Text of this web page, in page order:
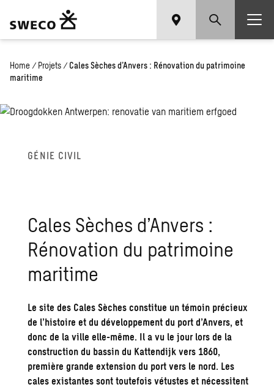
Home / Projets / Cales Sèches d’Anvers : Rénovation du patrimoine
maritime
GÉNIE CIVIL
Cales Sèches d’An­vers :
Réno­va­tion du patri­moine
mari­time
Le site des Cales Sèches constitue un témoin précieux
de l’histoire et du développement du port d’Anvers, et
donc de la ville elle-même. Il a vu le jour lors de la
construction du bassin du Kattendijk vers 1860,
première grande extension du port vers le nord. Les
cales existantes sont toutefois vétustes et nécessitent